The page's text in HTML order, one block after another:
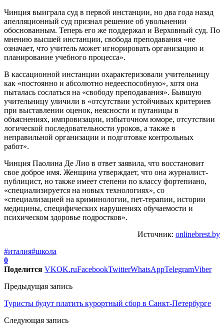
Чинция выиграла суд в первой инстанции, но два года назад
апелляционный суд признал решение об увольнении
обоснованным. Теперь его же поддержал и Верховный суд. По
мнению высшей инстанции, свобода преподавания «не
означает, что учитель может игнорировать организацию и
планирование учебного процесса».
В кассационной инстанции охарактеризовали учительницу
как «постоянно и абсолютно недееспособную», хотя она
пыталась сослаться на «свободу преподавания». Бывшую
учительницу уличили в «отсутствии устойчивых критериев
при выставлении оценок, неясности и путаницы в
объяснениях, импровизации, избыточном юморе, отсутствии
логической последовательности уроков, а также в
неправильной организации и подготовке контрольных
работ».
Чинция Паолина Де Лио в ответ заявила, что восстановит
свое доброе имя. Женщина утверждает, что она журналист-
публицист, но также имеет степени по классу фортепиано,
«специализируется на новых технологиях», со
«специализацией на криминологии, пет-терапии, истории
медицины, специфических нарушениях обучаемости и
психическом здоровье подростков».
Источник: onlinebrest.by
#италия#школа
0
Поделится VKOK.ruFacebookTwitterWhatsAppTelegramViber
Предыдущая запись
Туристы будут платить курортный сбор в Санкт-Петербурге
Следующая запись